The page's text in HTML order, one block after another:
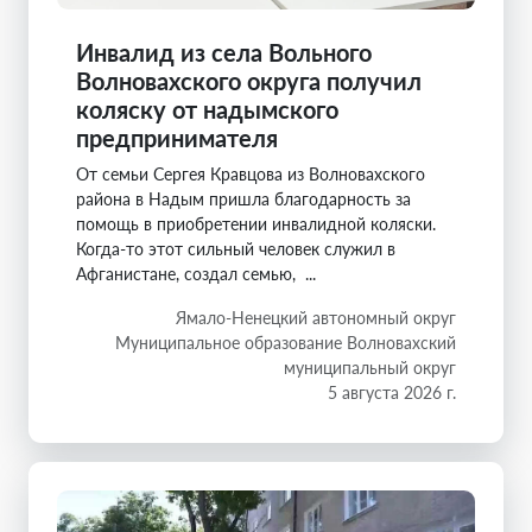
Инвалид из села Вольного
Волновахского округа получил
коляску от надымского
предпринимателя
От семьи Сергея Кравцова из Волновахского
района в Надым пришла благодарность за
помощь в приобретении инвалидной коляски.
Когда-то этот сильный человек служил в
Афганистане, создал семью, ...
Ямало-Ненецкий автономный округ
Муниципальное образование Волновахский
муниципальный округ
5 августа 2026 г.